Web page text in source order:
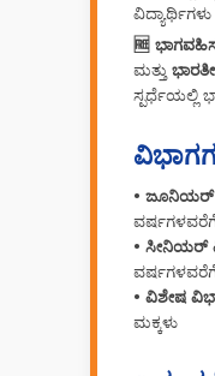
ವಿದ್ಯಾರ್ಥಿಗಳು
🆓
ಮತ್ತು
ಸ್ಪರ್ಧೆಯಲ್ಲಿ
• ಜೂನಿಯರ್
• ಸೀನಿಯರ್
• ವಿಶೇಷ
ಮಕ್ಕಳು